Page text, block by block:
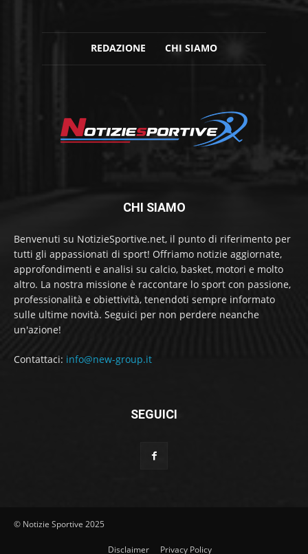
REDAZIONE CHI SIAMO
CHI SIAMO
Benvenuti su NotizieSportive.net, il punto di riferimento per
tutti gli appassionati di sport! Offriamo notizie aggiornate,
approfondimenti e analisi su calcio, basket, motori e molto
altro. La nostra missione è raccontare lo sport con passione,
professionalità e obiettività, tenendoti sempre informato
sulle ultime novità. Seguici per non perdere neanche
un'azione!
Contattaci: info@new-group.it
SEGUICI
© Notizie Sportive 2025
Disclaimer Privacy Policy